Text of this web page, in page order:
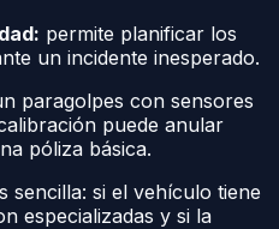
permite planificar los
un incidente inesperado.
paragolpes con sensores
puede anular
póliza básica.
sencilla: si el vehículo tiene
especializadas y si la